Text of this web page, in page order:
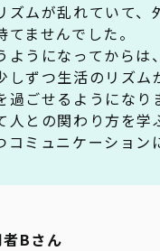
ズムが乱れていて、
てませんでした。
ようになってからは
しずつ生活のリズム
過ごせるようになり
人との関わり方を学
コミュニケーション
Bさん